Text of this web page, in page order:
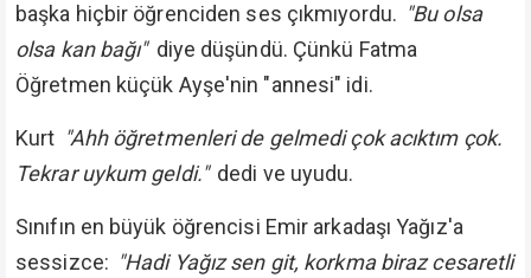
başka hiçbir öğrenciden ses çıkmıyordu. "Bu olsa
olsa kan bağı" diye düşündü. Çünkü Fatma
Öğretmen küçük Ayşe'nin "annesi" idi.
Kurt "Ahh öğretmenleri de gelmedi çok acıktım çok.
Tekrar uykum geldi." dedi ve uyudu.
Sınıfın en büyük öğrencisi Emir arkadaşı Yağız'a
sessizce: "Hadi Yağız sen git, korkma biraz cesaretli